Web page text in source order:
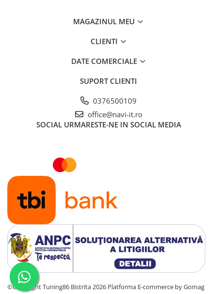
MAGAZINUL MEU
CLIENTI
DATE COMERCIALE
SUPORT CLIENTI
0376500109
office@navi-it.ro
SOCIAL URMARESTE-NE IN SOCIAL MEDIA
©Copyright Tuning86 Bistrita 2026 Platforma E-commerce by Gomag